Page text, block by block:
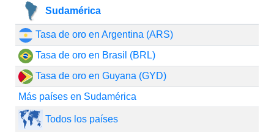
Sudamérica
Tasa de oro en Argentina (ARS)
Tasa de oro en Brasil (BRL)
Tasa de oro en Guyana (GYD)
Más países en Sudamérica
Todos los países